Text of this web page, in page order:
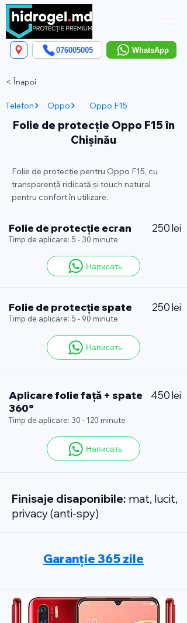
WhatsApp
076005005
< Înapoi
Telefon Oppo Oppo F15
Folie de protecție Oppo F15 în
Chișinău
Folie de protecție pentru Oppo F15, cu
transparență ridicată și touch natural
pentru confort în utilizare.
Folie de protecție ecran 250 lei
Timp de aplicare: 5 - 30 minute
Написать
Folie de protecție spate 250 lei
Timp de aplicare: 5 - 90 minute
Написать
Aplicare folie față + spate
360°
450 lei
Timp de aplicare: 30 - 120 minute
Написать
Finisaje disaponibile: mat, lucit,
privacy (anti-spy)
Garanție 365 zile